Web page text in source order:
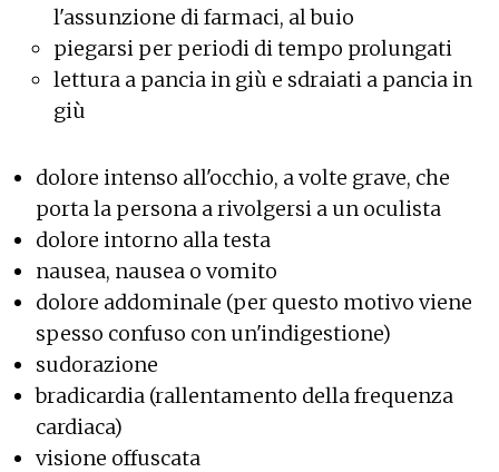
l'assunzione di farmaci, al buio
piegarsi per periodi di tempo prolungati
lettura a pancia in giù e sdraiati a pancia in
giù
dolore intenso all'occhio, a volte grave, che
porta la persona a rivolgersi a un oculista
dolore intorno alla testa
nausea, nausea o vomito
dolore addominale (per questo motivo viene
spesso confuso con un'indigestione)
sudorazione
bradicardia (rallentamento della frequenza
cardiaca)
visione offuscata